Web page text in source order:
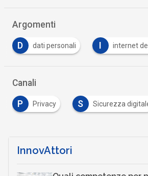
Argomenti
D dati personali I internet
Canali
P Privacy S Sicurezza
InnovAttori